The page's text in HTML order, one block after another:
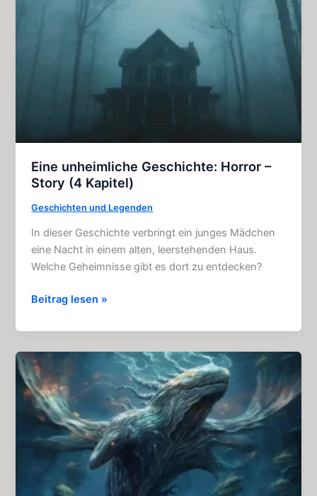
Geschichte
Eine unheimliche Geschichte: Horror –
Story (4 Kapitel)
Geschichten und Legenden
In dieser Geschichte verbringt ein junges Mädchen
eine Nacht in einem alten, leerstehenden Haus.
Welche Geheimnisse gibt es dort zu entdecken?
Eine
Geschichte:
Horror
–
Story
(4
Kapitel)
Beitrag lesen »